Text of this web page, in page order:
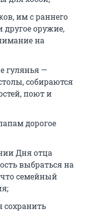
им с раннего
другое оружие,
на
гулянья —
собираются
поют и
дорогое
Дня отца
выбраться на
семейный
сохранить